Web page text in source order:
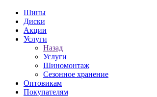
Шины
Диски
Акции
Услуги
Назад
Услуги
Шиномонтаж
Сезонное хранение
Оптовикам
Покупателям